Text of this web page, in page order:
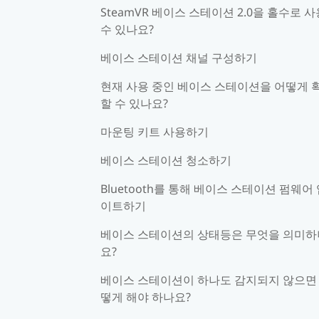
SteamVR 베이스 스테이션 2.0을 홀수로 사
수 있나요?
베이스 스테이션 채널 구성하기
현재 사용 중인 베이스 스테이션을 어떻게
할 수 있나요?
마운팅 키트 사용하기
베이스 스테이션 청소하기
Bluetooth를 통해 베이스 스테이션 펌웨어
이트하기
베이스 스테이션의 상태등은 무엇을 의미
요?
베이스 스테이션이 하나도 감지되지 않으면
떻게 해야 하나요?